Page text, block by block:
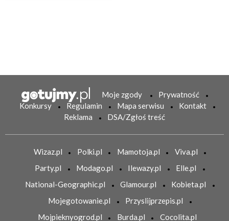
Moje zgody
Prywatność
Konkursy
Regulamin Mapa serwisu
Kontakt
Reklama
DSA/Zgłoś treść
Wizaz.pl Polki.pl Mamotoja.pl
Viva.pl
Party.pl
Modago.pl Ilewazy.pl
Elle.pl
National-Geographic.pl
Glamour.pl
Kobieta.pl
Mojegotowanie.pl
Przyslijprzepis.pl
Mojpieknyogrod.pl
Burda.pl Cocolita.pl